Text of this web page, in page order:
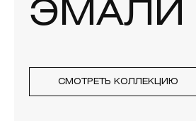
ЭМАЛИ
СМОТРЕТЬ КОЛЛЕКЦИЮ